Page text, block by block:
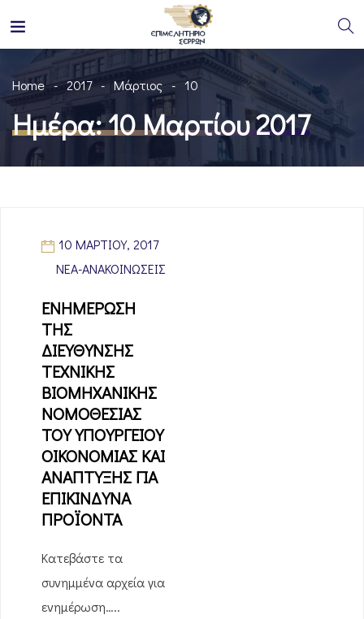
Home 2017 Μάρτιος 10
Ημέρα:10 Μαρτίου 2017
10 ΜΑΡΤΊΟΥ, 2017
ΝΈΑ-ΑΝΑΚΟΙΝΏΣΕΙΣ
ΕΝΗΜΕΡΩΣΗ
ΤΗΣ
ΔΙΕΥΘΥΝΣΗΣ
ΤΕΧΝΙΚΗΣ
ΒΙΟΜΗΧΑΝΙΚΗΣ
ΝΟΜΟΘΕΣΙΑΣ
ΤΟΥ ΥΠΟΥΡΓΕΙΟΥ
ΟΙΚΟΝΟΜΙΑΣ ΚΑΙ
ΑΝΑΠΤΥΞΗΣ ΓΙΑ
ΕΠΙΚΙΝΔΥΝΑ
ΠΡΟΪΟΝΤΑ
Κατεβάστε τα
συνημμένα αρχεία για
ενημέρωση…..